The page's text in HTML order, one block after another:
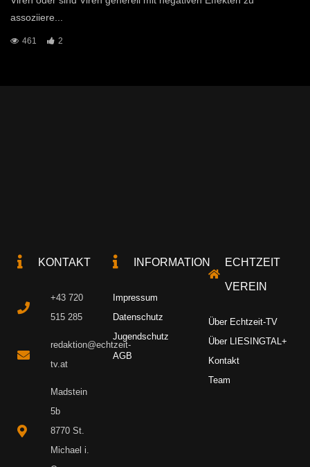
assoziiere...
461 2
KONTAKT
+43 720
515 285
redaktion@echtzeit-
tv.at
Madstein
5b
8770 St.
Michael i.
INFORMATION
Impressum
Datenschutz
Jugendschutz
AGB
ECHTZEIT
VEREIN
Über Echtzeit-TV
Über LIESINGTAL+
Kontakt
Team